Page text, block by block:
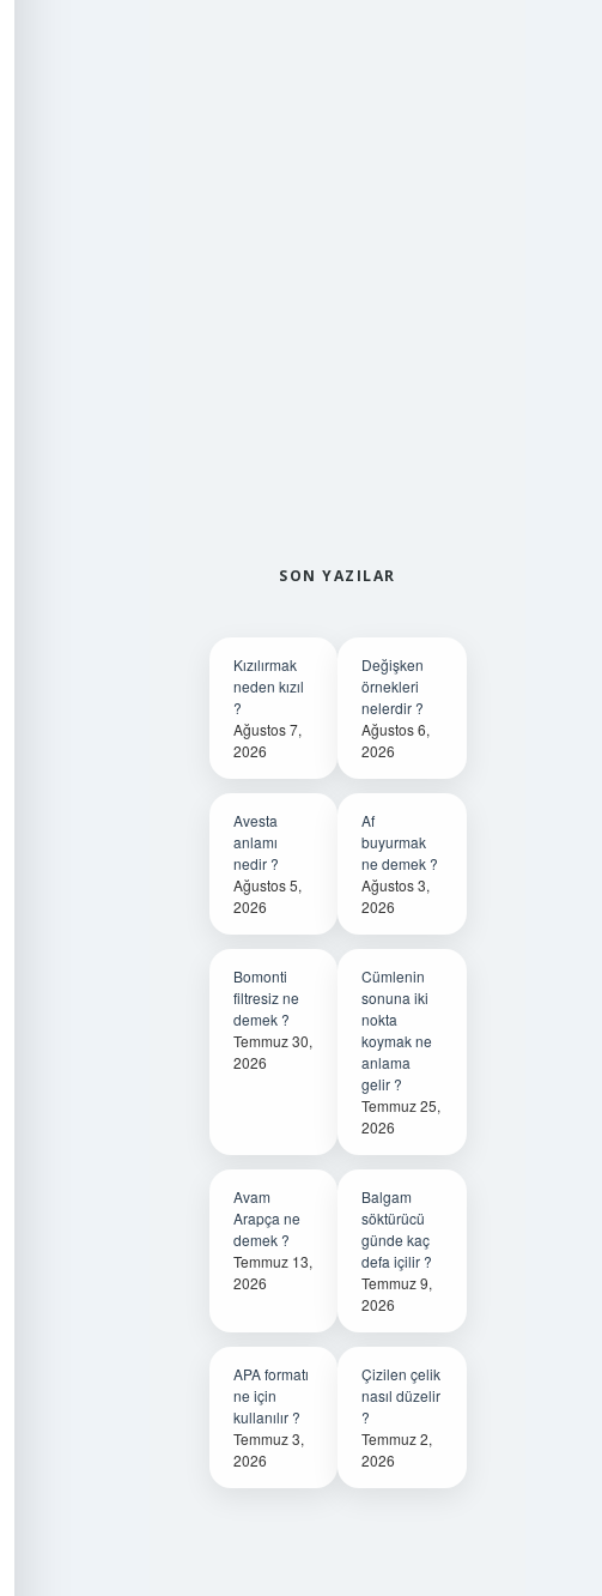
SON YAZILAR
Kızılırmak
neden kızıl
?
Ağustos 7,
2026
Değişken
örnekleri
nelerdir ?
Ağustos 6,
2026
Avesta
anlamı
nedir ?
Ağustos 5,
2026
Af
buyurmak
ne demek ?
Ağustos 3,
2026
Bomonti
filtresiz ne
demek ?
Temmuz 30,
2026
Cümlenin
sonuna iki
nokta
koymak ne
anlama
gelir ?
Temmuz 25,
2026
Avam
Arapça ne
demek ?
Temmuz 13,
2026
Balgam
söktürücü
günde kaç
defa içilir ?
Temmuz 9,
2026
APA formatı
ne için
kullanılır ?
Temmuz 3,
2026
Çizilen çelik
nasıl düzelir
?
Temmuz 2,
2026